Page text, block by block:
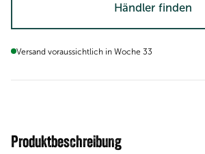
Händler finden
Versand voraussichtlich in Woche 33
Produktbeschreibung